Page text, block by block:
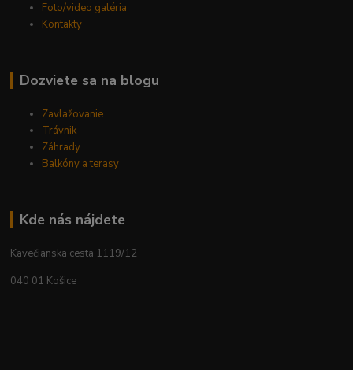
Foto/video galéria
Kontakty
Dozviete sa na blogu
Zavlažovanie
Trávnik
Záhrady
Balkóny a terasy
Kde nás nájdete
Kavečianska cesta 1119/12
040 01 Košice